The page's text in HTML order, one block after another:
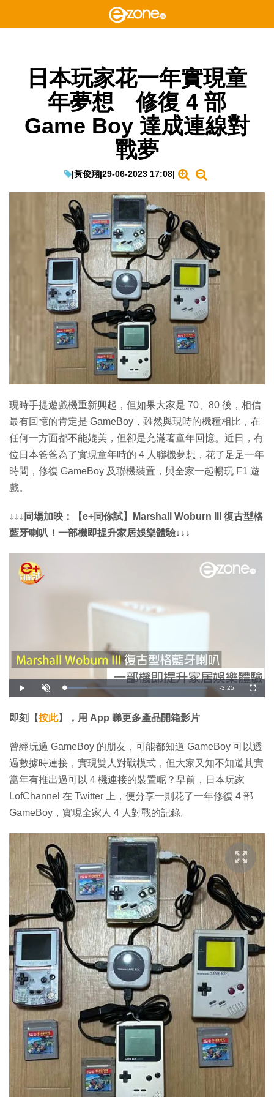
日本玩家花一年實現童
年夢想 修復 4 部
Game Boy 達成連線對
戰夢
|黃俊翔|29-06-2023 17:08|
現時手提遊戲機重新興起，但如果大家是 70、80 後，相信
最有回憶的肯定是 GameBoy，雖然與現時的機種相比，在
任何一方面都不能媲美，但卻是充滿著童年回憶。近日，有
位日本爸爸為了實現童年時的 4 人聯機夢想，花了足足一年
時間，修復 GameBoy 及聯機裝置，與全家一起暢玩 F1 遊
戲。
↓↓↓同場加映：【e+同你試】Marshall Woburn III 復古型格
藍牙喇叭！一部機即提升家居娛樂體驗↓↓↓
播
放
開
啟
載
1
0
%
剩
-3:25
全
螢
即刻【按此】，用 App 睇更多產品開箱影片
曾經玩過 GameBoy 的朋友，可能都知道 GameBoy 可以透
過數據時連接，實現雙人對戰模式，但大家又知不知道其實
當年有推出過可以 4 機連接的裝置呢？早前，日本玩家
LofChannel 在 Twitter 上，便分享一則花了一年修復 4 部
GameBoy，實現全家人 4 人對戰的記錄。